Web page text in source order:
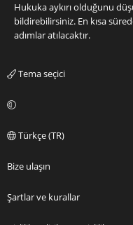
Hukuka aykırı olduğunu
bildirebilirsiniz. En kısa
adımlar atılacaktır.
Tema seçici
Türkçe (TR)
Bize ulaşın
Şartlar ve kurallar